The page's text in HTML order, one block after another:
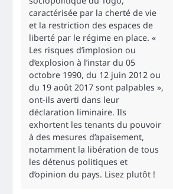
caractérisée par la cherté de vie
et la restriction des espaces de
liberté par le régime en place. «
Les risques d’implosion ou
d’explosion à l’instar du 05
octobre 1990, du 12 juin 2012 ou
du 19 août 2017 sont palpables »,
ont-ils averti dans leur
déclaration liminaire. Ils
exhortent les tenants du pouvoir
à des mesures d’apaisement,
notamment la libération de tous
les détenus politiques et
d’opinion du pays. Lisez plutôt !